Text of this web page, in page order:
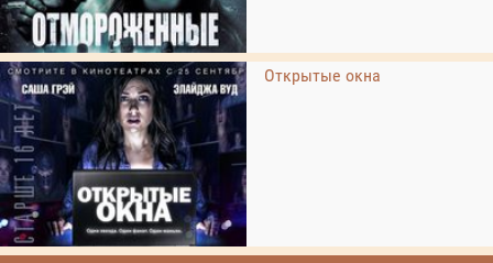
Открытые окна